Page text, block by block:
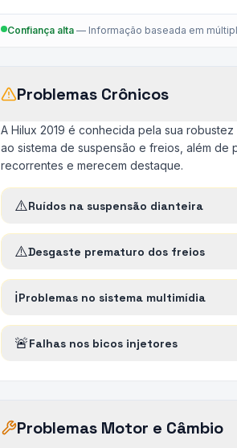
Confiança alta — Informação baseada em
Problemas Crônicos
A Hilux 2019 é conhecida pela sua
ao sistema de suspensão e freios, além
recorrentes e merecem destaque.
⚠️Ruídos na suspensão dianteira
⚠️Desgaste prematuro dos freios
ℹ️Problemas no sistema multimídia
🚨Falhas nos bicos injetores
Problemas Motor e Câmbio